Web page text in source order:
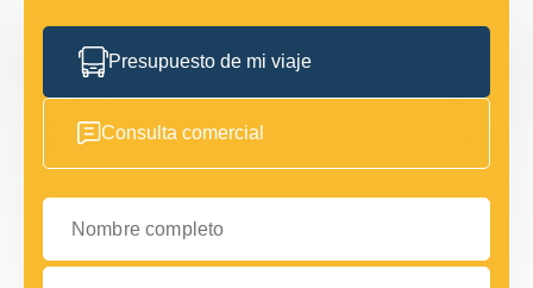
Presupuesto de mi viaje
Consulta comercial
Nombre completo
Tu correo electrónico